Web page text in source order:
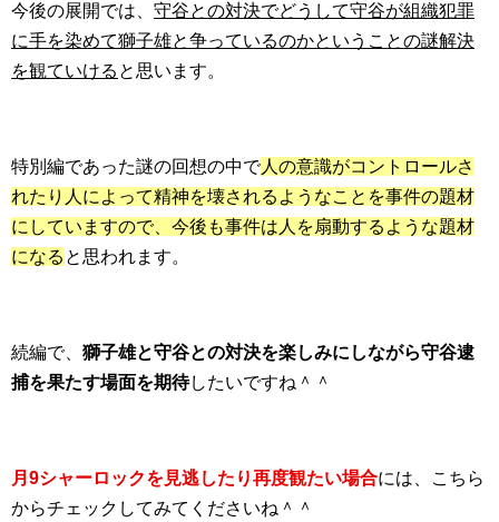
今後の展開では、 守谷との対決でどうして守谷が組織犯罪
に手を染めて獅子雄と争っているのかということの謎解決
を観ていける と思います。
特別編であった謎の回想の中で人の意識がコントロールさ
れたり人によって精神を壊されるようなことを事件の題材
にしていますので、今後も事件は人を扇動するような題材
になる と思われます。
続編で、 獅子雄と守谷との対決を楽しみにしながら守谷逮
捕を果たす場面を期待したいですね＾＾
月9シャーロックを見逃したり再度観たい場合には、こちら
からチェックしてみてくださいね＾＾